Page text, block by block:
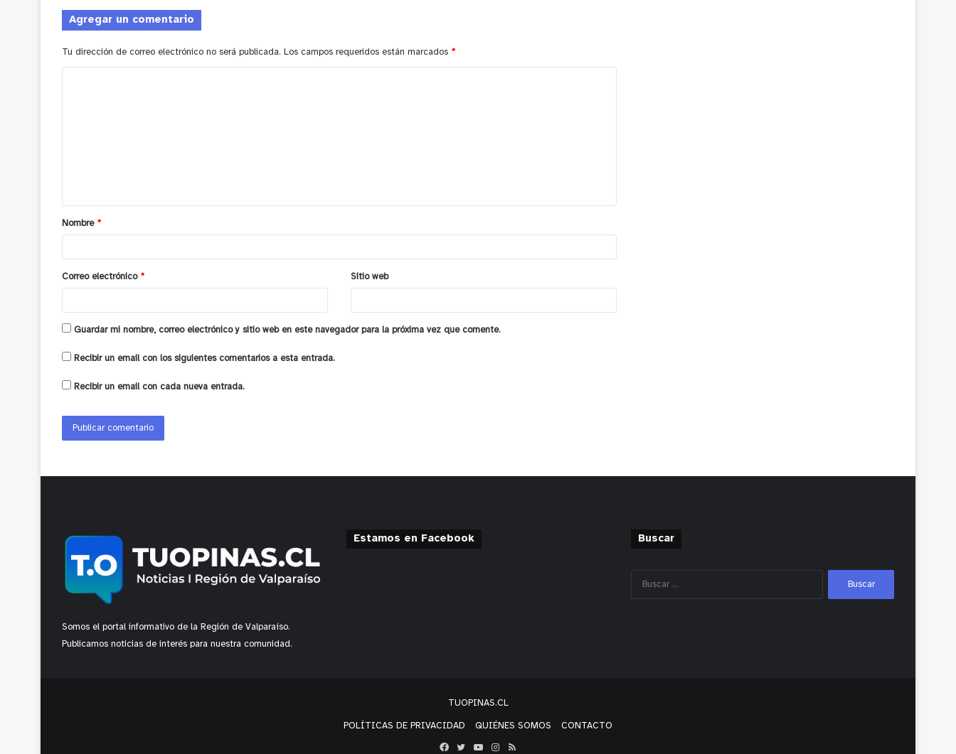
Agregar un comentario
Tu dirección de correo electrónico no será publicada. Los campos requeridos están marcados *
a
r
*
Nombre *
Correo electrónico * Sitio web
Guardar mi nombre, correo electrónico y sitio web en este navegador para la próxima vez que comente.
Recibir un email con los siguientes comentarios a esta entrada.
Recibir un email con cada nueva entrada.
Somos el portal informativo de la Región de Valparaíso.
Publicamos noticias de interés para nuestra comunidad.
Estamos en Facebook Buscar
TUOPINAS.CL
POLÍTICAS DE PRIVACIDAD QUIÉNES SOMOS CONTACTO